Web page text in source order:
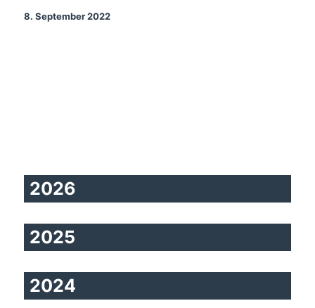
8. September 2022
2026
2025
2024